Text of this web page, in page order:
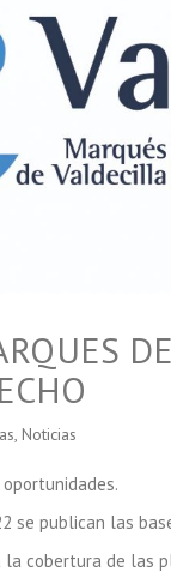
, Noticias
se publican las
cobertura de las